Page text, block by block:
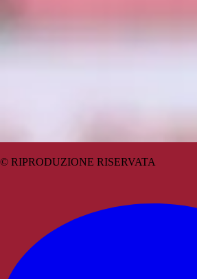
© RIPRODUZIONE RISERVATA